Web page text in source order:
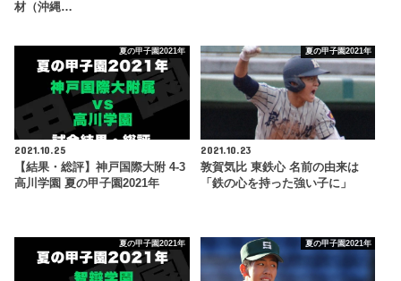
材（沖縄…
夏の甲子園2021年
2021.10.25
【結果・総評】神戸国際大附 4-3
高川学園 夏の甲子園2021年
夏の甲子園2021年
2021.10.23
敦賀気比 東鉄心 名前の由来は
「鉄の心を持った強い子に」
夏の甲子園2021年 夏の甲子園2021年